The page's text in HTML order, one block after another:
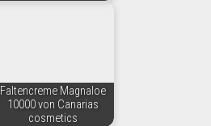
Faltencreme Magnaloe
10000 von Canarias
cosmetics